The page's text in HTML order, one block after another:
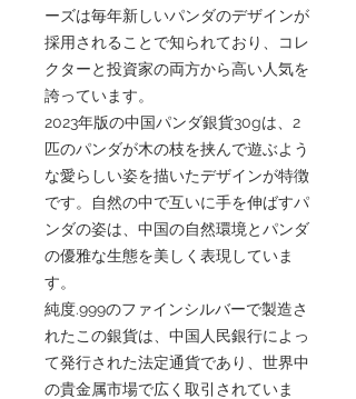
ーズは毎年新しいパンダのデザインが
採用されることで知られており、コレ
クターと投資家の両方から高い人気を
誇っています。
2023年版の中国パンダ銀貨30gは、2
匹のパンダが木の枝を挟んで遊ぶよう
な愛らしい姿を描いたデザインが特徴
です。自然の中で互いに手を伸ばすパ
ンダの姿は、中国の自然環境とパンダ
の優雅な生態を美しく表現していま
す。
純度.999のファインシルバーで製造さ
れたこの銀貨は、中国人民銀行によっ
て発行された法定通貨であり、世界中
の貴金属市場で広く取引されていま